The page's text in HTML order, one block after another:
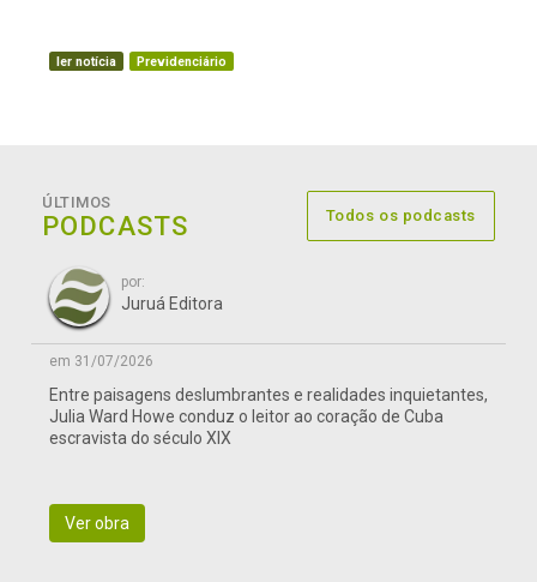
ler notícia Previdenciário
ÚLTIMOS
PODCASTS Todos os podcasts
por:
Juruá Editora
em 31/07/2026
Entre paisagens deslumbrantes e realidades inquietantes,
Julia Ward Howe conduz o leitor ao coração de Cuba
escravista do século XIX
Ver obra